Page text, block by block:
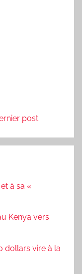
post
à sa «
Kenya vers
dollars vire à la